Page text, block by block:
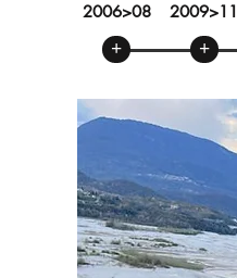
2006>08 2009>11
+ +